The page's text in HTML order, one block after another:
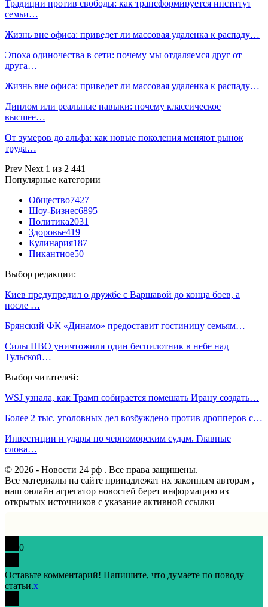
Традиции против свободы: как трансформируется институт
семьи…
Жизнь вне офиса: приведет ли массовая удаленка к распаду…
Эпоха одиночества в сети: почему мы отдаляемся друг от
друга…
Жизнь вне офиса: приведет ли массовая удаленка к распаду…
Диплом или реальные навыки: почему классическое
высшее…
От зумеров до альфа: как новые поколения меняют рынок
труда…
Prev Next 1 из 2 441
Популярные категории
Общество7427
Шоу-Бизнес6895
Политика2031
Здоровье419
Кулинария187
Пикантное50
Выбор редакции:
Киев предупредил о дружбе с Варшавой до конца боев, а
после …
Брянский ФК «Динамо» предоставит гостиницу семьям…
Силы ПВО уничтожили один беспилотник в небе над
Тульской…
Выбор читателей:
WSJ узнала, как Трамп собирается помешать Ирану создать…
Более 2 тыс. уголовных дел возбуждено против дропперов с…
Инвестиции и удары по черноморским судам. Главные
слова…
© 2026 - Новости 24 рф . Все права защищены.
Все материалы на сайте принадлежат их законным авторам ,
наш онлайн агрегатор новостей берет информацию из
открытых источников с указание активной ссылки
0
Оставьте комментарий! Напишите, что думаете по поводу
статьи.x